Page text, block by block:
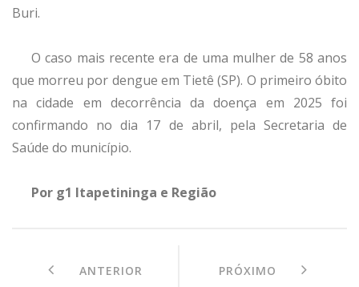
Buri.
O caso mais recente era de uma mulher de 58 anos
que morreu por dengue em Tietê (SP). O primeiro óbito
na cidade em decorrência da doença em 2025 foi
confirmando no dia 17 de abril, pela Secretaria de
Saúde do município.
Por g1 Itapetininga e Região
ANTERIOR PRÓXIMO